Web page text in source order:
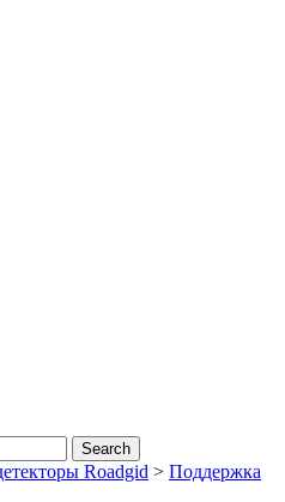
Search
Roadgid > Поддержка